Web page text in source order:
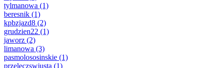
tylmanowa (1)
beresnik (1)
kpbzjazd8 (2)
grudzien22 (1)
jaworz (2)
limanowa (3)
pasmolososinskie (1)
przeleczswjusta (1)